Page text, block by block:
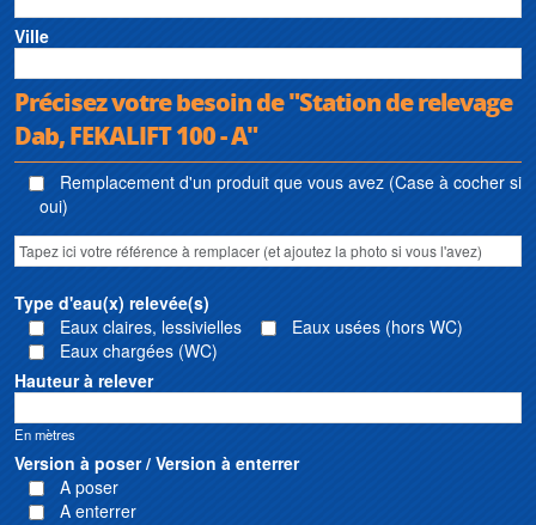
Ville
Précisez votre besoin de "Station de relevage
Dab, FEKALIFT 100 - A"
Remplacement d'un produit que vous avez (Case à cocher si
oui)
Type d'eau(x) relevée(s)
Eaux claires, lessivielles
Eaux usées (hors WC)
Eaux chargées (WC)
Hauteur à relever
En mètres
Version à poser / Version à enterrer
A poser
A enterrer